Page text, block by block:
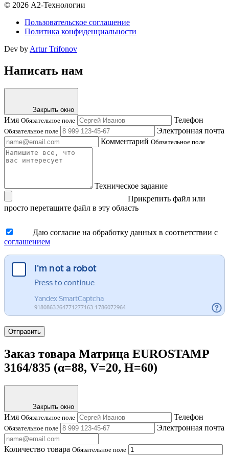
© 2026 А2-Технологии
Пользовательское соглашение
Политика конфиденциальности
Dev by Artur Trifonov
Написать нам
Закрыть окно
Имя Обязательное поле Телефон
Обязательное поле
Электронная почта
Комментарий Обязательное поле
Техническое задание
Прикрепить файл или
просто перетащите файл в эту область
Даю согласие на обработку данных в соответствии с
соглашением
Отправить
Заказ товара Матрица EUROSTAMP
3164/835 (α=88, V=20, H=60)
Закрыть окно
Имя Обязательное поле Телефон
Обязательное поле Электронная почта
Количество товара Обязательное поле